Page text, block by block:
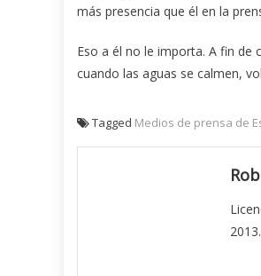
más presencia que él en la
Eso a él no le importa. A fin de
cuando las aguas se calmen,
Tagged Medios de prensa de